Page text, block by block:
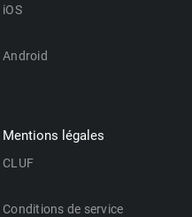
iOS
Android
Mentions légales
CLUF
Conditions de service